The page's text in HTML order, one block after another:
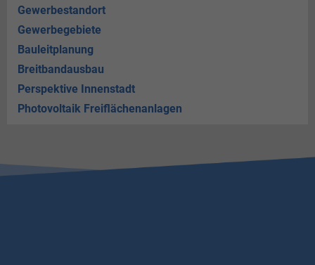
Gewerbestandort
Gewerbegebiete
Bauleitplanung
Breitbandausbau
Perspektive Innenstadt
Photovoltaik Freiflächenanlagen